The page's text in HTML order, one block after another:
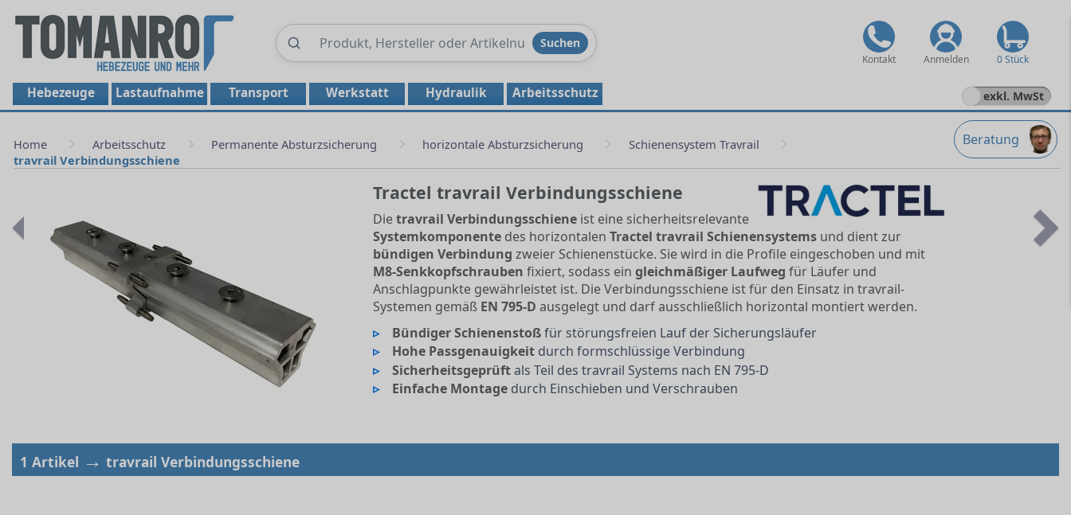
Produkte
Suchen
Kontakt Anmelden 0 Stück
Hebezeuge Lastaufnahme Transport Werkstatt Hydraulik Arbeitsschutz exkl. MwSt
Beratung
Home Arbeitsschutz Permanente Absturzsicherung horizontale Absturzsicherung
Schienensystem Travrail
travrail Verbindungsschiene
Previous
Tractel travrail Verbindungsschiene
Dietravrail Verbindungsschieneist eine sicherheitsrelevante
Systemkomponentedes horizontalen Tractel travrail Schienensystemsund dient zur
bündigen Verbindung zweier Schienenstücke. Sie wird in die Profile eingeschoben und mit
M8-Senkkopfschrauben fixiert, sodass ein gleichmäßiger Laufweg für Läufer und
Anschlagpunkte gewährleistet ist. Die Verbindungsschiene ist für den Einsatz in travrail-
Systemen gemäß EN 795-D ausgelegt und darf ausschließlich horizontal montiert werden.
Bündiger Schienenstoßfür störungsfreien Lauf der Sicherungsläufer
Hohe Passgenauigkeit durch formschlüssige Verbindung
Sicherheitsgeprüftals Teil des travrail Systems nach EN 795-D
Einfache Montage durch Einschieben und Verschrauben
1 Artikel → travrail Verbindungsschiene